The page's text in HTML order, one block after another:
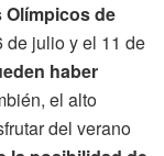
Olímpicos de
de julio y el 11 de
haber
el alto
del verano